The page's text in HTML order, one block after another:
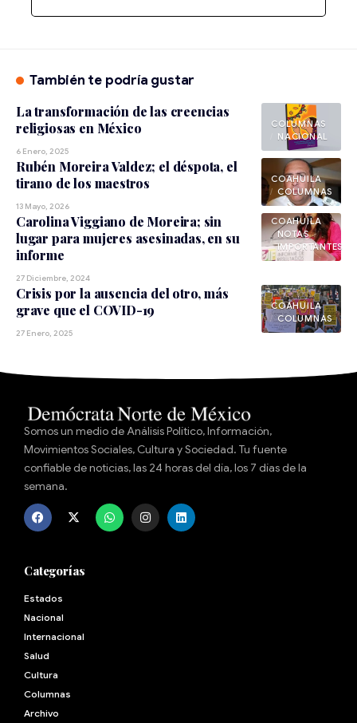
También te podría gustar
NACIONAL
La transformación de las creencias
religiosas en México
6 Enero, 2025
COAHUILA
Rubén Moreira Valdez; el déspota, el
tirano de los maestros
13 Mayo, 2026
COAHUILA
NOTAS
IMPORTANTES
Carolina Viggiano de Moreira; sin
lugar para mujeres asesinadas, en su
informe
27 Diciembre, 2024
COAHUILA
COLUMNAS‏
Crisis por la ausencia del otro, más
grave que el COVID-19
27 Enero, 2025
Somos un medio de Análisis Político, Información,
Movimientos Sociales, Cultura y Sociedad. Tu fuente
confiable de noticias, las 24 horas del día, los 7 días de la
semana.
Categorías
Estados
Nacional
Internacional
Salud
Cultura
Archivo